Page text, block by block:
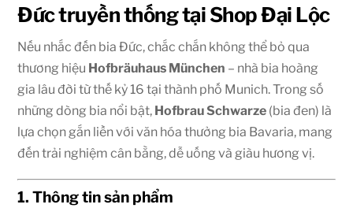
Đức truyền thống tại Shop Đại Lộc
Nếu nhắc đến bia Đức, chắc chắn không thể bỏ qua
thương hiệu Hofbräuhaus München – nhà bia hoàng
gia lâu đời từ thế kỷ 16 tại thành phố Munich. Trong số
những dòng bia nổi bật, Hofbrau Schwarze (bia đen) là
lựa chọn gắn liền với văn hóa thưởng bia Bavaria, mang
đến trải nghiệm cân bằng, dễ uống và giàu hương vị.
1. Thông tin sản phẩm